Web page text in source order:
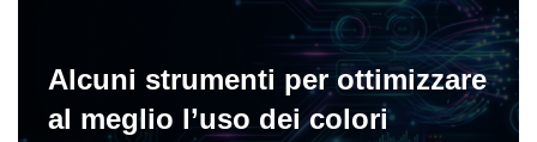
Alcuni strumenti per ottimizzare
al meglio l’uso dei colori